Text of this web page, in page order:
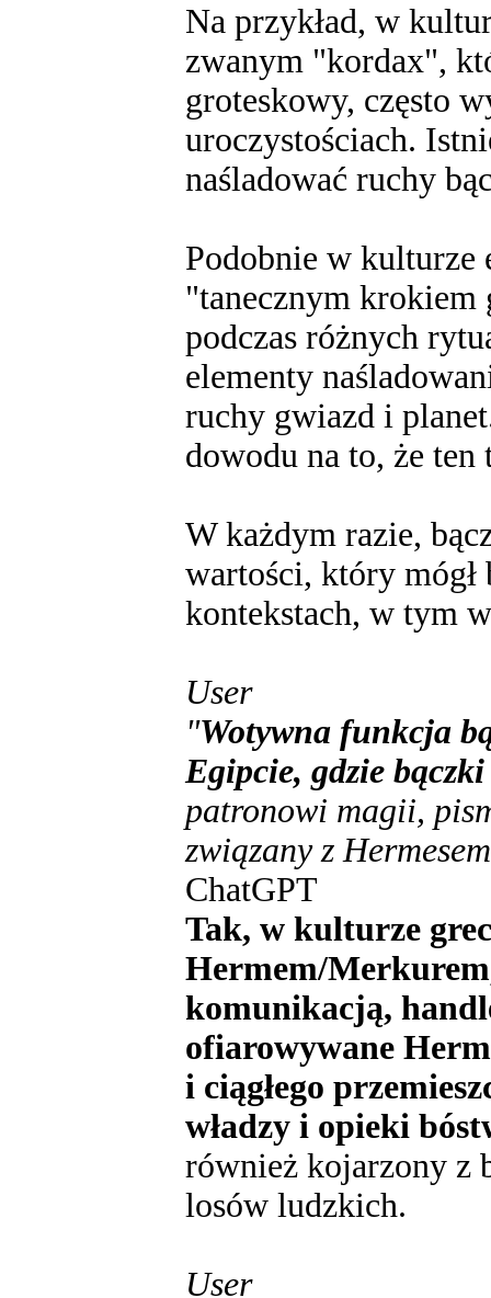
Na przykład, w
zwanym "kordax",
groteskowy, często
uroczystościach.
naśladować ruchy
Podobnie w kulturze
"tanecznym
podczas różnych
elementy
ruchy gwiazd i
dowodu na to, że
W każdym razie,
wartości, który
kontekstach, w tym
User
"Wotywna funkcja
Egipcie, gdzie
patronowi magii,
związany z
ChatGPT
Tak, w kulturze
Hermem/
komunikacją,
ofiarowywane
i ciągłego
władzy i opieki
również kojarzony z
losów ludzkich.
User